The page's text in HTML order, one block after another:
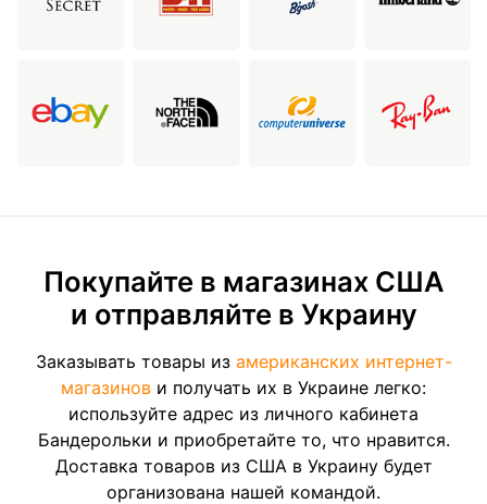
Покупайте в магазинах США
и отправляйте в Украину
Заказывать товары из американских интернет-
магазинов и получать их в Украине легко:
используйте адрес из личного кабинета
Бандерольки и приобретайте то, что нравится.
Доставка товаров из США в Украину будет
организована нашей командой.